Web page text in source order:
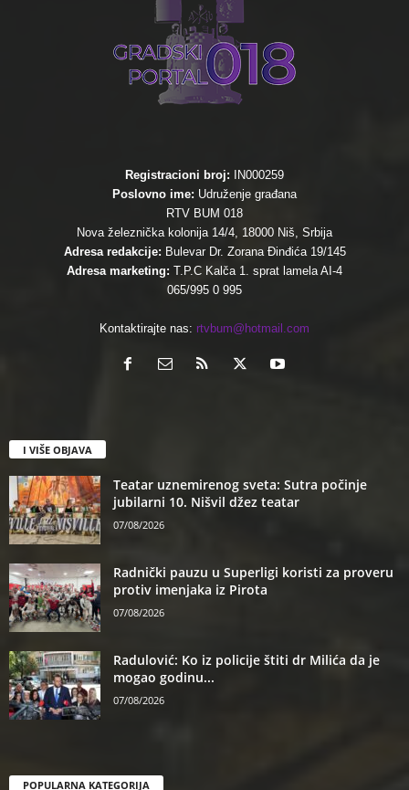
Registracioni broj:
IN000259
Poslovno ime: Udruženje građana
RTV BUM 018
Nova železnička kolonija 14/4, 18000 Niš, Srbija
Adresa redakcije: Bulevar Dr. Zorana Đinđića 19/145
Adresa marketing: T.P.C Kalča 1. sprat lamela AI-4
065/995 0 995
Kontaktirajte nas: rtvbum@hotmail.com
I VIŠE OBJAVA
Teatar uznemirenog sveta: Sutra počinje
jubilarni 10. Nišvil džez teatar
07/08/2026
Radnički pauzu u Superligi koristi za proveru
protiv imenjaka iz Pirota
07/08/2026
Radulović: Ko iz policije štiti dr Milića da je
mogao godinu...
07/08/2026
POPULARNA KATEGORIJA